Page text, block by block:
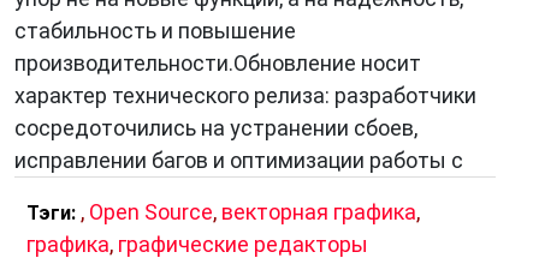
стабильность и повышение
производительности.Обновление носит
характер технического релиза: разработчики
сосредоточились на устранении сбоев,
исправлении багов и оптимизации работы с
Тэги: , Open Source, векторная графика,
графика, графические редакторы